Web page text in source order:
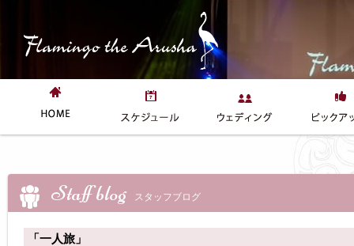
Staff blog スタッフブログ
「一人旅」